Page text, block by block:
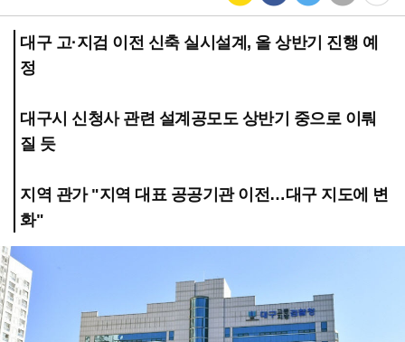
대구 고·지검 이전 신축 실시설계, 올 상반기 진행 예
정
대구시 신청사 관련 설계공모도 상반기 중으로 이뤄
질 듯
지역 관가 "지역 대표 공공기관 이전…대구 지도에 변
화"